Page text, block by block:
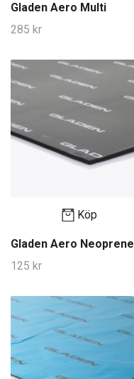
Gladen Aero Multi
285 kr
Köp
Gladen Aero Neoprene
125 kr